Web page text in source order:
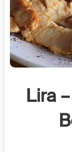
مطعم ليرة بيروت – Lira